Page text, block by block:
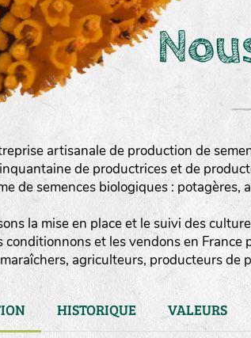
artisanale de production de
de productrices et de
de semences biologiques :
la mise en place et le suivi des
et les vendons en
agriculteurs, producteurs de
HISTORIQUE VALEURS